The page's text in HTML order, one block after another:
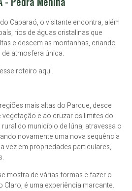
Caparaó, o visitante encontra, além
rios de águas cristalinas que
e descem as montanhas, criando
atmosfera única.
roteiro aqui.
mais altas do Parque, desce
vegetação e ao cruzar os limites do
do município de Iúna, atravessa o
novamente uma nova sequência
vez em propriedades particulares,
mostra de várias formas e fazer o
Claro, é uma experiência marcante.